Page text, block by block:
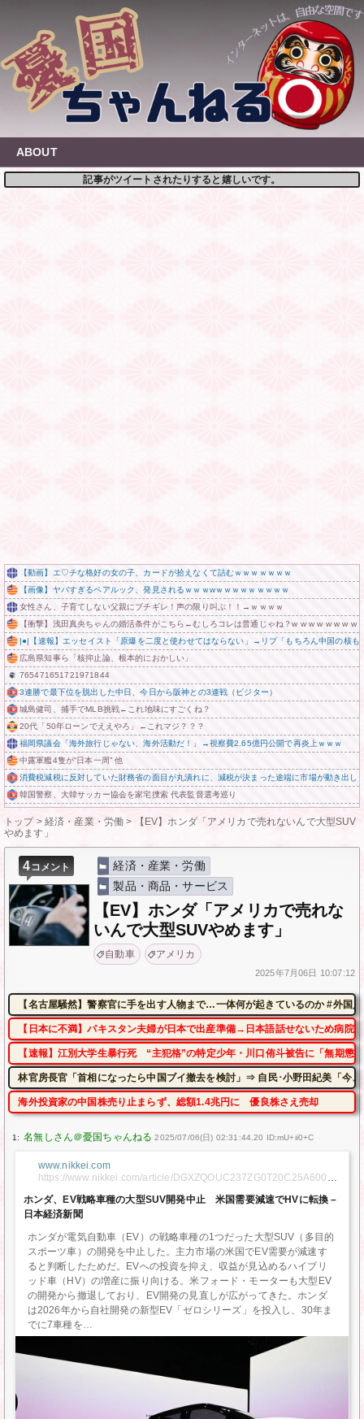
content
ABOUT
記事がツイートされたりすると嬉しいです。
【動画】エ♡チな格好の女の子、カードが拾えなくて詰むｗｗｗｗｗｗｗ
【画像】ヤバすぎるペアルック、発見されるｗｗｗwｗｗｗｗｗｗｗｗｗ
女性さん、子育てしない父親にブチギレ！声の限り叫ぶ！！→ｗｗｗｗ
【衝撃】浅田真央ちゃんの婚活条件がこちら←むしろコレは普通じゃね？w w w w w w w w
|●|【速報】エッセイスト「原爆を二度と使わせてはならない」→リプ「もちろん中国の核
広島県知事ら「核抑止論、根本的におかしい」
765471651721971844
3連勝で最下位を脱出した中日、今日から阪神との3連戦（ビジター）
城島健司、捕手でMLB挑戦←これ地味にすごくね？
20代「50年ローンでええやろ」←これマジ？？？
福岡県議会「海外旅行じゃない、海外活動だ！」→視察費2.65億円公開で再炎上ｗｗｗ
中露軍艦4隻が“日本一周” 他
消費税減税に反対していた財務省の面目が丸潰れに、減税が決まった途端に市場が動き出
韓国警察、大韓サッカー協会を家宅捜索 代表監督選考巡り
トップ> 経済・産業・労働 >
【EV】ホンダ「アメリカで売れないんで大型SUV
やめます」
4コメント
経済・産業・労働
製品・商品・サービス
【EV】ホンダ「アメリカで売れな
いんで大型SUVやめます」
自動車 アメリカ
2025年7月06日 10:07:12
【名古屋騒然】警察官に手を出す人物まで…一体何が起きているのか #外国
【日本に不満】パキスタン夫婦が日本で出産準備→日本語話せないため病院
【速報】江別大学生暴行死 “主犯格”の特定少年・川口侑斗被告に「無期
林官房長官「首相になったら中国ブイ撤去を検討」⇒ 自民･小野田紀美「今
海外投資家の中国株売り止まらず、総額1.4兆円に 優良株さえ売却
1: 2025/07/06(日) 02:31:44.20 ID:mU+ii0+C
www.nikkei.com
https://www.nikkei.com/article/DGXZQOUC237ZG0T20C25A60000
ホンダ、EV戦略車種の大型SUV開発中止 米国需要減速でHVに転換 –
日本経済新聞
ホンダが電気自動車（EV）の戦略車種の1つだった大型SUV（多目的
スポーツ車）の開発を中止した。主力市場の米国でEV需要が減速す
ると判断したためだ。EVへの投資を抑え、収益が見込めるハイブリ
ッド車（HV）の増産に振り向ける。米フォード・モーターも大型EV
の開発から撤退しており、EV開発の見直しが広がってきた。ホンダ
は2026年から自社開発の新型EV「ゼロシリーズ」を投入し、30年ま
でに7車種を